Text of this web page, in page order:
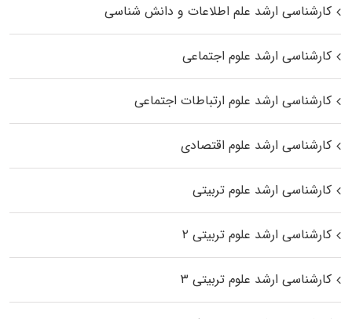
کارشناسی ارشد علم اطلاعات و دانش شناسی
کارشناسی ارشد علوم اجتماعی
کارشناسی ارشد علوم ارتباطات اجتماعی
کارشناسی ارشد علوم اقتصادی
کارشناسی ارشد علوم تربیتی
کارشناسی ارشد علوم تربیتی ۲
کارشناسی ارشد علوم تربیتی ۳